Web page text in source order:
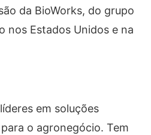
da BioWorks, do grupo
nos Estados Unidos e na
em soluções
o agronegócio. Tem